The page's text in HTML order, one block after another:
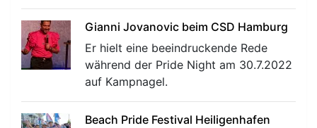
Gianni Jovanovic beim CSD Hamburg
Er hielt eine beeindruckende Rede
während der Pride Night am 30.7.2022
auf Kampnagel.
Beach Pride Festival Heiligenhafen